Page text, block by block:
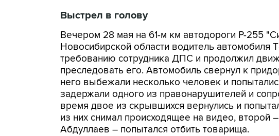
Выстрел в голову
Вечером 28 мая на 61-м км автодороги Р-255
Новосибирской области водитель автомобиля
требованию сотрудника ДПС и продолжил
преследовать его. Автомобиль свернул к
него выбежали несколько человек и
задержали одного из правонарушителей и
время двое из скрывшихся вернулись и
из них снимал происходящее на видео, второй
Абдуллаев – попытался отбить товарища.